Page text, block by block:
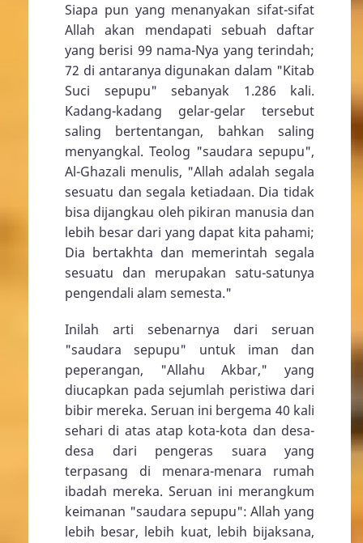
Siapa pun yang menanyakan sifat-sifat
Allah akan mendapati sebuah daftar
yang berisi 99 nama-Nya yang terindah;
72 di antaranya digunakan dalam "Kitab
Suci sepupu" sebanyak 1.286 kali.
Kadang-kadang gelar-gelar tersebut
saling bertentangan, bahkan saling
menyangkal. Teolog "saudara sepupu",
Al-Ghazali menulis, "Allah adalah segala
sesuatu dan segala ketiadaan. Dia tidak
bisa dijangkau oleh pikiran manusia dan
lebih besar dari yang dapat kita pahami;
Dia bertakhta dan memerintah segala
sesuatu dan merupakan satu-satunya
pengendali alam semesta."
Inilah arti sebenarnya dari seruan
"saudara sepupu" untuk iman dan
peperangan, "Allahu Akbar," yang
diucapkan pada sejumlah peristiwa dari
bibir mereka. Seruan ini bergema 40 kali
sehari di atas atap kota-kota dan desa-
desa dari pengeras suara yang
terpasang di menara-menara rumah
ibadah mereka. Seruan ini merangkum
keimanan "saudara sepupu": Allah yang
lebih besar, lebih kuat, lebih bijaksana,